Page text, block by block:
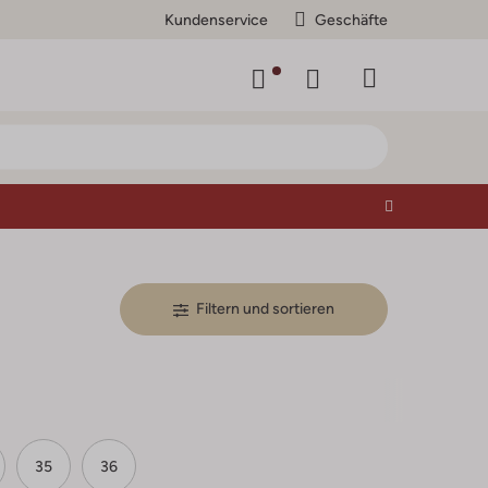
Kundenservice Geschäfte
Filtern und sortieren
35 36